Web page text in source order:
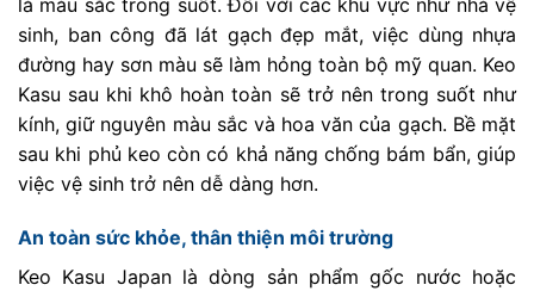
sinh, ban công đã lát gạch đẹp mắt, việc dùng nhựa
đường hay sơn màu sẽ làm hỏng toàn bộ mỹ quan. Keo
Kasu sau khi khô hoàn toàn sẽ trở nên trong suốt như
kính, giữ nguyên màu sắc và hoa văn của gạch. Bề mặt
sau khi phủ keo còn có khả năng chống bám bẩn, giúp
việc vệ sinh trở nên dễ dàng hơn.
An toàn sức khỏe, thân thiện môi trường
Keo Kasu Japan là dòng sản phẩm gốc nước hoặc